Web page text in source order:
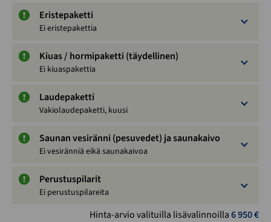
Eristepaketti
Ei eristepakettia
Kiuas / hormipaketti (täydellinen)
Ei kiuaspakettia
Laudepaketti
Vakiolaudepaketti, kuusi
Saunan vesiränni (pesuvedet) ja saunakaivo
Ei vesiränniä eikä saunakaivoa
Perustuspilarit
Ei perustuspilareita
Hinta-arvio valituilla lisävalinnoilla6 950€